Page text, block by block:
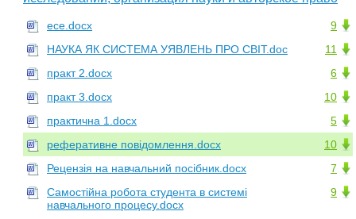
9
есе.docx
11
НАУКА ЯК СИСТЕМА УЯВЛЕНЬ ПРО СВІТ.doc
6
практ 2.docx
10
практ 3.docx
5
практична 1.docx
10
реферативне повідомлення.docx
7
Рецензія на навчальний посібник.docx
9
Самостійна робота студента в системі
навчального процесу.docx